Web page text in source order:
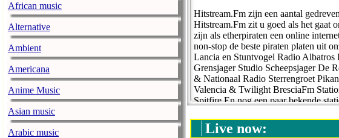
African music
Alternative
Ambient
Americana
Anime Music
Asian music
Arabic music
Hitstream.Fm zijn een aantal
Hitstream.Fm zit u goed als het gaat
zijn als etherpiraten een online
non-stop de beste piraten platen uit
Lancia en Stuntvogel Radio
Grensjager Studio Scheepsjager De
& Nationaal Radio Sterrengroet
Valencia & Twilight BresciaFm
Spitfire En nog een paar bekende
info@hitstream.nl
Live now: